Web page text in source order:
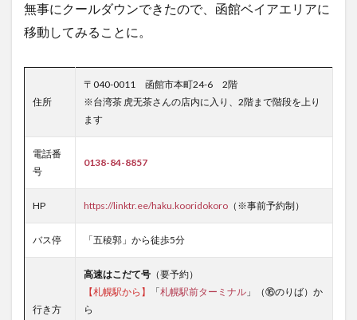
無事にクールダウンできたので、函館ベイアエリアに
移動してみることに。
住所
〒040-0011 函館市本町24-6 2階
※台湾茶 虎无茶さんの店内に入り、2階まで階段を上り
ます
電話番
号
0138-84-8857
HP https://linktr.ee/haku.kooridokoro （※事前予約制）
バス停 「五稜郭」から徒歩5分
行き方
高速はこだて号 （要予約）
【札幌駅から】
「札幌駅前ターミナル 」（⑯のりば）か
ら